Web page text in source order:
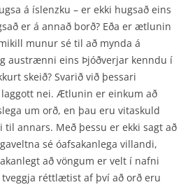
á íslenzku – er ekki hugsað eins
er á annað borð? Eða er ætlunin
munur sé til að mynda á
austrænni eins Þjóðverjar kenndu í
skeið? Svarið við þessari
nei. Ætlunin er einkum að
um orð, en þau eru vitaskuld
annars. Með þessu er ekki sagt að
sé óafsakanlega villandi,
að vöngum er velt í nafni
réttlætist af því að orð eru